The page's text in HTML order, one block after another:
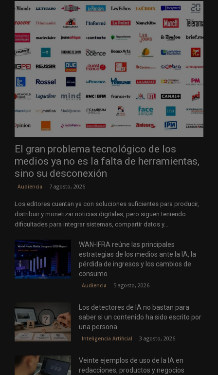
El gran problema tecnológico de los
medios ya no es la falta de herramientas,
sino su desconexión
Audiencia 7 agosto, 2026
Los editores cuentan ya con soluciones suficientes para producir,
distribuir y monetizar noticias digitales, pero siguen teniendo
dificultades para integrar sistemas, compartir datos y...
WAN-IFRA reúne las principales
estrategias de los medios ante la IA, la
pérdida de ingresos y los cambios de
consumo
Audiencia 5 agosto, 2026
Los detectores de IA no bastan para
saber si un contenido ha sido escrito por
una persona
Inteligencia Artificial 3 agosto, 2026
Veinte ejemplos de uso de la IA en
redacciones, productos y negocios